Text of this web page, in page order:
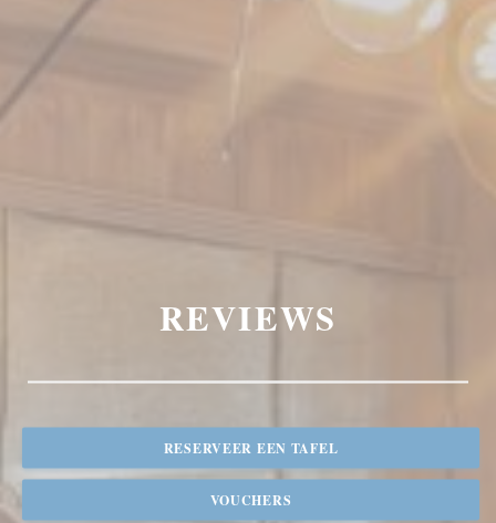
REVIEWS
RESERVEER EEN TAFEL
VOUCHERS